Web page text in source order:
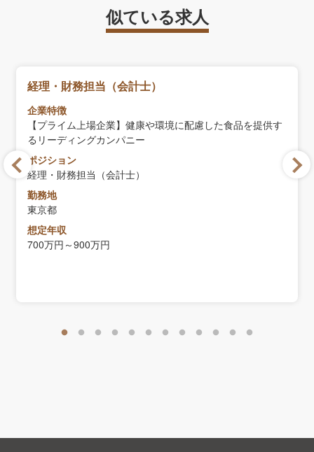
似ている求人
経理・財務担当（会計士）
企業特徴
【プライム上場企業】健康や環境に配慮した食品を提供す
るリーディングカンパニー
ポジション
経理・財務担当（会計士）
勤務地
東京都
想定年収
700万円～900万円